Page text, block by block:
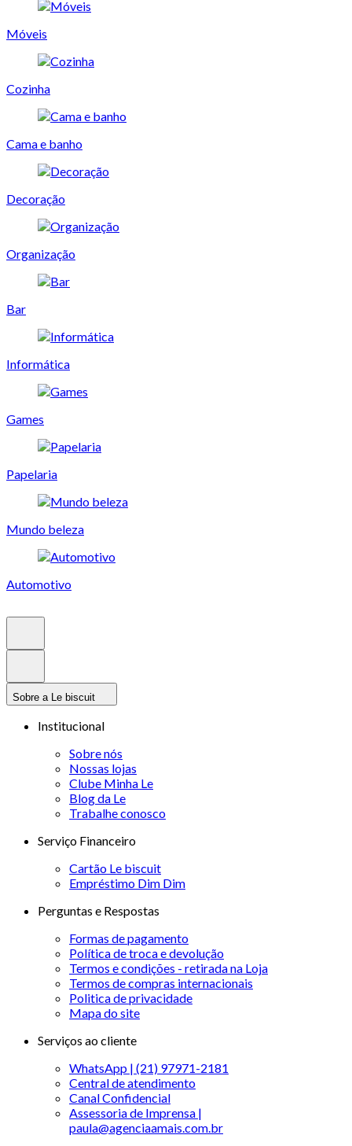
Móveis
Cozinha
Cama e banho
Decoração
Organização
Bar
Informática
Games
Papelaria
Mundo beleza
Automotivo
Sobre a Le biscuit
Institucional
Sobre nós
Nossas lojas
Clube Minha Le
Blog da Le
Trabalhe conosco
Serviço Financeiro
Cartão Le biscuit
Empréstimo Dim Dim
Perguntas e Respostas
Formas de pagamento
Política de troca e devolução
Termos e condições - retirada na Loja
Termos de compras internacionais
Politica de privacidade
Mapa do site
Serviços ao cliente
WhatsApp | (21) 97971-2181
Central de atendimento
Canal Confidencial
Assessoria de Imprensa |
paula@agenciaamais.com.br